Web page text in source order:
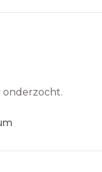
onderzocht.